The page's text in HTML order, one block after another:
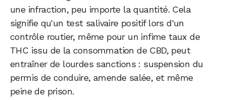
une infraction, peu importe la quantité. Cela
signifie qu'un test salivaire positif lors d'un
contrôle routier, même pour un infime taux de
THC issu de la consommation de CBD, peut
entraîner de lourdes sanctions : suspension du
permis de conduire, amende salée, et même
peine de prison.